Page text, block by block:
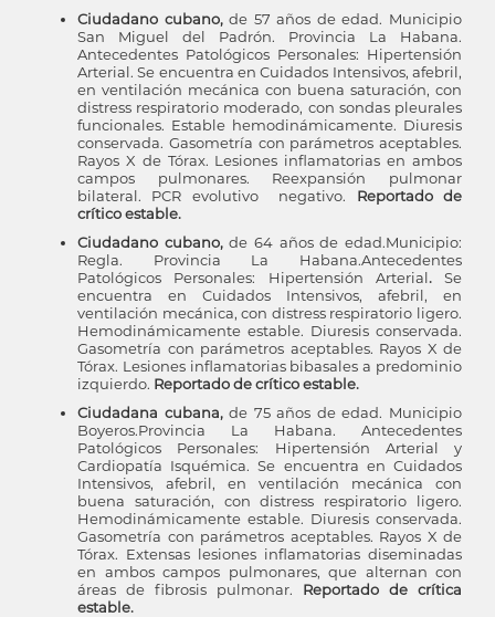
Ciudadano cubano,de 57 años de edad. Municipio
San Miguel del Padrón. Provincia La Habana.
Antecedentes Patológicos Personales: Hipertensión
Arterial. Se encuentra en Cuidados Intensivos, afebril,
en ventilación mecánica con buena saturación, con
distress respiratorio moderado, con sondas pleurales
funcionales. Estable hemodinámicamente. Diuresis
conservada. Gasometría con parámetros aceptables.
Rayos X de Tórax. Lesiones inflamatorias en ambos
campos pulmonares. Reexpansión pulmonar
bilateral. PCR evolutivo negativo. Reportado de
crítico estable.
Ciudadano cubano,de 64 años de edad.Municipio:
Regla. Provincia La Habana.Antecedentes
Patológicos Personales: Hipertensión Arterial. Se
encuentra en Cuidados Intensivos, afebril, en
ventilación mecánica, con distress respiratorio ligero.
Hemodinámicamente estable. Diuresis conservada.
Gasometría con parámetros aceptables. Rayos X de
Tórax. Lesiones inflamatorias bibasales a predominio
izquierdo. Reportado de crítico estable.
Ciudadana cubana,de 75 años de edad. Municipio
Boyeros.Provincia La Habana. Antecedentes
Patológicos Personales: Hipertensión Arterial y
Cardiopatía Isquémica. Se encuentra en Cuidados
Intensivos, afebril, en ventilación mecánica con
buena saturación, con distress respiratorio ligero.
Hemodinámicamente estable. Diuresis conservada.
Gasometría con parámetros aceptables. Rayos X de
Tórax. Extensas lesiones inflamatorias diseminadas
en ambos campos pulmonares, que alternan con
áreas de fibrosis pulmonar. Reportado de crítica
estable.